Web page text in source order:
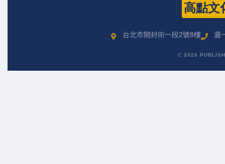
高點文
台北市開封街一段2號8樓 週
C 2026